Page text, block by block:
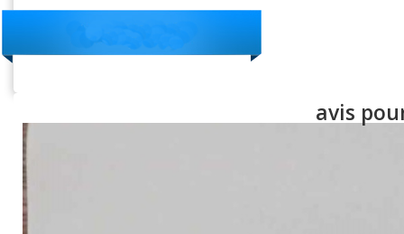
avis